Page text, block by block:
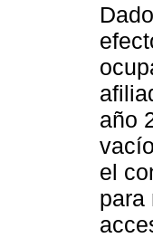
año
el
para